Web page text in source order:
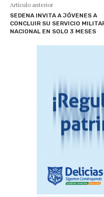
Artículo anterior
SEDENA INVITA A JÓVENES A
CONCLUIR SU SERVICIO
NACIONAL EN SOLO 3 MESES